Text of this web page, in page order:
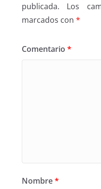
publicada.
Los
marcados con *
Comentario *
Nombre*